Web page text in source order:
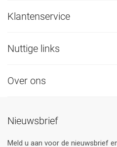
Klantenservice
Nuttige links
Over ons
Nieuwsbrief
Meld u aan voor de nieuwsbrief